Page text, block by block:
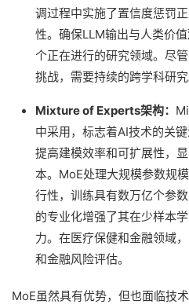
调过程中实施了置信度惩罚
性。确保LLM输出与人类价
个正在进行的研究领域。尽
挑战，需要持续的跨学科研究
Mixture of Experts架构：
中采用，标志着AI技术的关
提高建模效率和可扩展性，
本。MoE处理大规模参数规
行性，训练具有数万亿个参
的专业化增强了其在少样本
力。在医疗保健和金融领域
和金融风险评估。
MoE虽然具有优势，但也面临技